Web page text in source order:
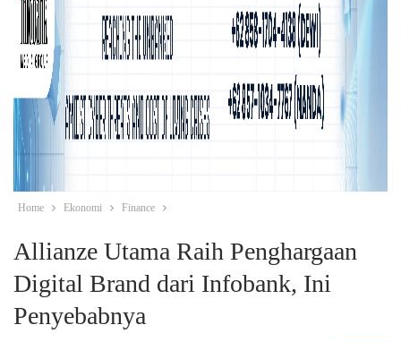
Home Ekonomi Finance
Allianze Utama Raih Penghargaan
Digital Brand dari Infobank, Ini
Penyebabnya